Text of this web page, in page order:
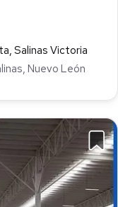
Salinas Victoria
Nuevo León